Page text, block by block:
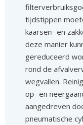
tijdstippen
kaarsen- en
deze manier
gereduceerd
rond de
wegvallen.
op- en
aangedreven
pneumatische